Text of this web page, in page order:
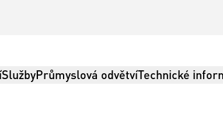
SlužbyPrůmyslová odvětvíTechnické